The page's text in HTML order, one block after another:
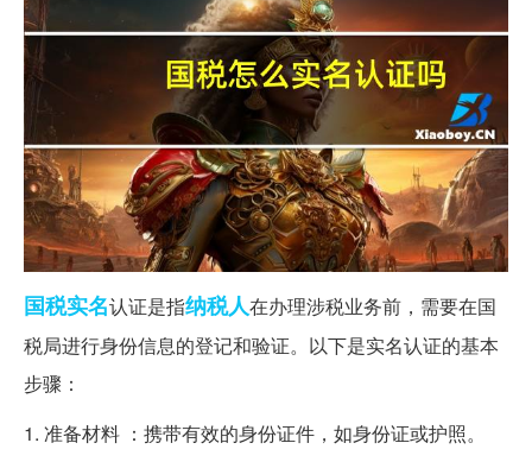
国税实名认证是指纳税人在办理涉税业务前，需要在国
税局进行身份信息的登记和验证。以下是实名认证的基本
步骤：
1. 准备材料 ：携带有效的身份证件，如身份证或护照。